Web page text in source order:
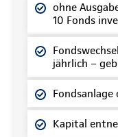
ohne
10 Fonds
jährlich –
Kapital